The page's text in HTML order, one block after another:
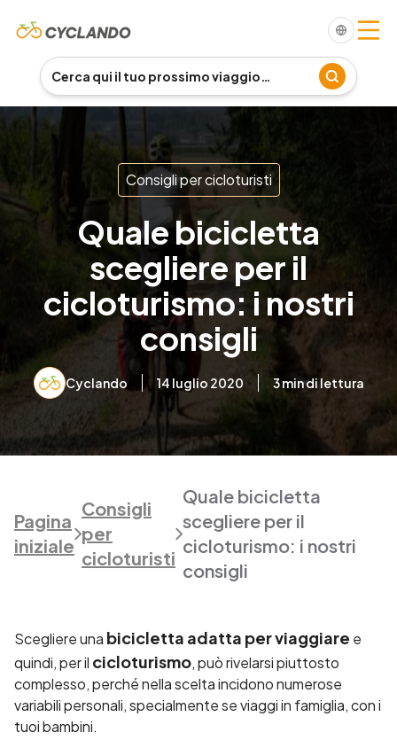
Consigli per cicloturisti
Quale bicicletta
scegliere per il
cicloturismo: i nostri
consigli
Cyclando 14 luglio 2020 3min di lettura
Pagina
iniziale
Consigli
per
cicloturisti
Quale bicicletta
scegliere per il
cicloturismo: i nostri
consigli
Scegliere una bicicletta adatta per viaggiare e
quindi, per il cicloturismo, può rivelarsi piuttosto
complesso, perché nella scelta incidono numerose
variabili personali, specialmente se viaggi in famiglia, con i
tuoi bambini.